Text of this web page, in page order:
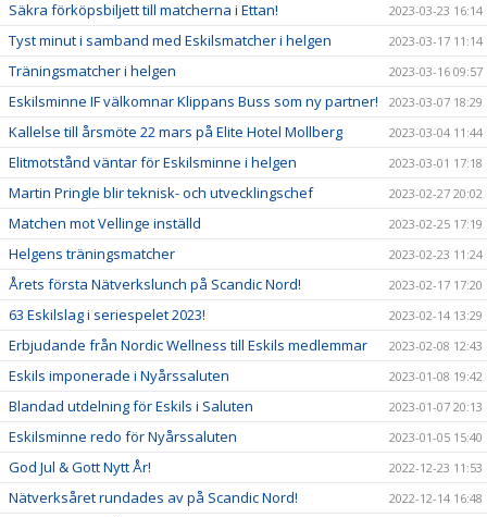
Säkra förköpsbiljett till matcherna i Ettan! 2023-03-23 16:14
Tyst minut i samband med Eskilsmatcher i helgen 2023-03-17 11:14
Träningsmatcher i helgen 2023-03-16 09:57
Eskilsminne IF välkomnar Klippans Buss som ny partner! 2023-03-07 18:29
Kallelse till årsmöte 22 mars på Elite Hotel Mollberg 2023-03-04 11:44
Elitmotstånd väntar för Eskilsminne i helgen 2023-03-01 17:18
Martin Pringle blir teknisk- och utvecklingschef 2023-02-27 20:02
Matchen mot Vellinge inställd 2023-02-25 17:19
Helgens träningsmatcher 2023-02-23 11:24
Årets första Nätverkslunch på Scandic Nord! 2023-02-17 17:20
63 Eskilslag i seriespelet 2023! 2023-02-14 13:29
Erbjudande från Nordic Wellness till Eskils medlemmar 2023-02-08 12:43
Eskils imponerade i Nyårssaluten 2023-01-08 19:42
Blandad utdelning för Eskils i Saluten 2023-01-07 20:13
Eskilsminne redo för Nyårssaluten 2023-01-05 15:40
God Jul & Gott Nytt År! 2022-12-23 11:53
Nätverksåret rundades av på Scandic Nord! 2022-12-14 16:48